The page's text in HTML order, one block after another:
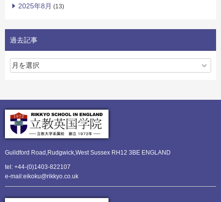
2025年8月 (13)
過去記事
Guildford Road,Rudgwick,West Sussex RH12 3BE ENGLAND
tel: +44-(0)1403-822107
e-mail:eikoku@rikkyo.co.uk